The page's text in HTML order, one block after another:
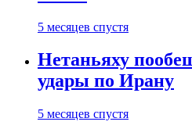
5 месяцев спустя
Нетаньяху
удары по Ирану
5 месяцев спустя